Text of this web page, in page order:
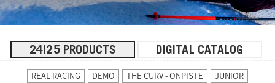
24 25 PRODUCTS DIGITAL CATALOG
REAL RACING DEMO THE CURV - ONPISTE
JUNIOR